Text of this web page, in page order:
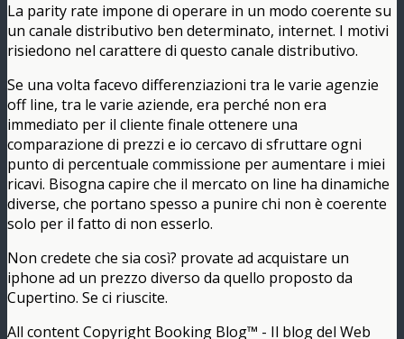
La parity rate impone di operare in un modo coerente su
un canale distributivo ben determinato, internet. I motivi
risiedono nel carattere di questo canale distributivo.
Se una volta facevo differenziazioni tra le varie agenzie
off line, tra le varie aziende, era perché non era
immediato per il cliente finale ottenere una
comparazione di prezzi e io cercavo di sfruttare ogni
punto di percentuale commissione per aumentare i miei
ricavi. Bisogna capire che il mercato on line ha dinamiche
diverse, che portano spesso a punire chi non è coerente
solo per il fatto di non esserlo.
Non credete che sia così? provate ad acquistare un
iphone ad un prezzo diverso da quello proposto da
Cupertino. Se ci riuscite.
All content Copyright Booking Blog™ - Il blog del Web